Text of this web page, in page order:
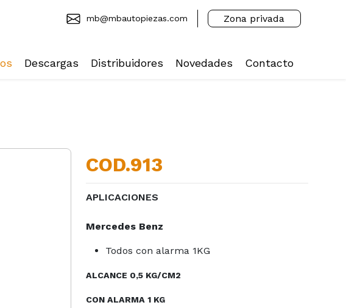
mb@mbautopiezas.com Zona privada
Descargas Distribuidores Novedades Contacto
COD.913
APLICACIONES
Mercedes Benz
Todos con alarma 1KG
ALCANCE 0,5 KG/CM2
CON ALARMA 1 KG